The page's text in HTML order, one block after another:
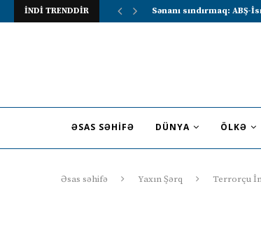
İNDİ TRENDDİR Lavrov Suriya
ƏSAS SƏHIFƏ DÜNYA ÖLKƏ
Əsas səhifə Yaxın Şərq Terrorçu